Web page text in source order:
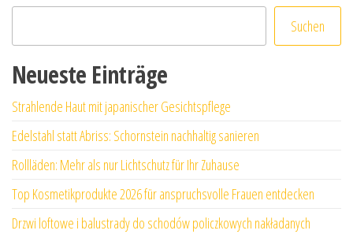
Suchen
Neueste Einträge
Strahlende Haut mit japanischer Gesichtspflege
Edelstahl statt Abriss: Schornstein nachhaltig sanieren
Rollläden: Mehr als nur Lichtschutz für Ihr Zuhause
Top Kosmetikprodukte 2026 für anspruchsvolle Frauen entdecken
Drzwi loftowe i balustrady do schodów policzkowych nakładanych